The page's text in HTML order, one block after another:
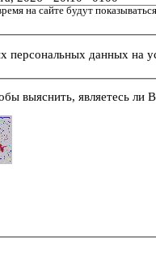
на сайте будут
персональных данных на
выяснить, являетесь ли